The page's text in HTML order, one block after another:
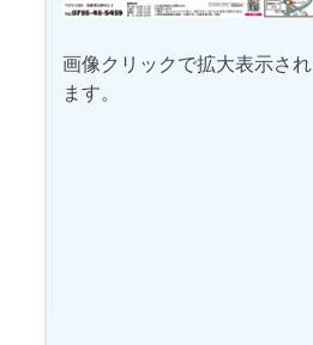
画像クリックで拡大表示され
ます。